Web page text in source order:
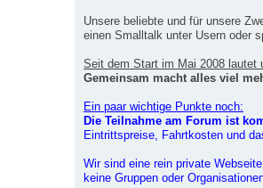
Unsere beliebte und für unsere
einen Smalltalk unter Usern oder
Seit dem Start im Mai 2008 lautet
Gemeinsam macht alles viel
Ein paar wichtige Punkte noch:
Die Teilnahme am Forum ist
Eintrittspreise, Fahrtkosten und
Wir sind eine rein private
keine Gruppen oder